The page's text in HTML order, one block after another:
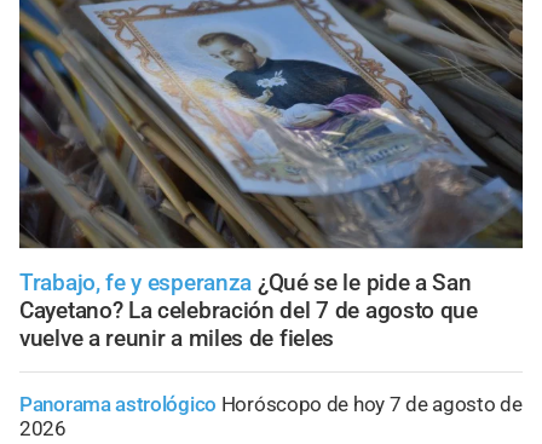
Trabajo, fe y esperanza ¿Qué se le pide a San
Cayetano? La celebración del 7 de agosto que
vuelve a reunir a miles de fieles
Panorama astrológico Horóscopo de hoy 7 de agosto de
2026